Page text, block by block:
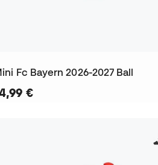
Fc Bayern 2026-2027 Ball
€